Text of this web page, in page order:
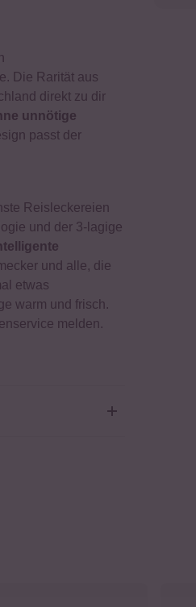
Die Rarität aus
direkt zu dir
unnötige
passt der
Reisleckereien
und der 3-lagige
und alle, die
etwas
warm und frisch.
melden.